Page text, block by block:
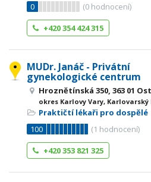
0
(0 hodnocení)
+420 354 424 315
MUDr. Janáč - Privátní
gynekologické centrum
Hroznětínská 350, 363 01
okres Karlovy Vary, Karlovarský
Praktičtí lékaři pro dospělé
100
(1 hodnocení)
+420 353 821 325